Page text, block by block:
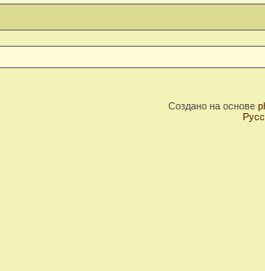
Создано на основе